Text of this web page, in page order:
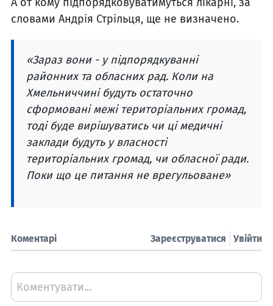
словами Андрія Стрільця, ще не визначено.
«Зараз вони - у підпорядкуванні
районних та обласних рад. Коли на
Хмельниччині будуть остаточно
сформовані межі територіальних громад,
тоді буде вирішуватись чи ці медичні
заклади будуть у власності
територіальних громад, чи обласної ради.
Поки що це питання не врегульоване»
Коментарі Увійти
Зареєструватися
Коментувати...